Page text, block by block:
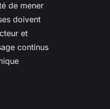
de mener
doivent
et
continus